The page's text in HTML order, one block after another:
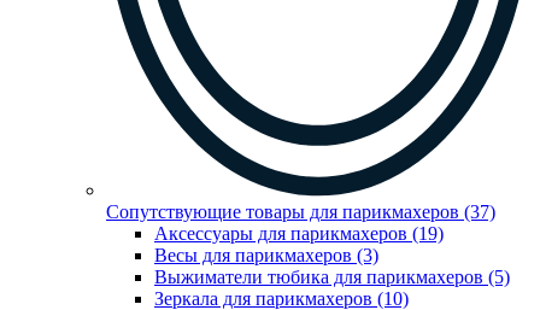
Сопутствующие товары для парикмахеров (37)
Аксессуары для парикмахеров (19)
Весы для парикмахеров (3)
Выжиматели тюбика для парикмахеров (5)
Зеркала для парикмахеров (10)